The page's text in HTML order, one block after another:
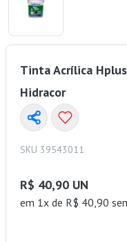
Tinta Acrílica
Hidracor
SKU 39543011
R$ 40,90 UN
em 1x de R$ 40,90